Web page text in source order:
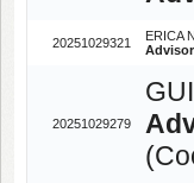
20251029321
ERICA
20251029279